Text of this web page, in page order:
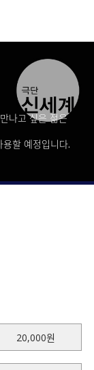
나고 싶은 젊은
할 예정입니다.
20,000원